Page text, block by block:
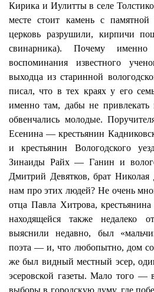
Кирика и Иулиттыв селе
месте стоит камень с
церковь разрушили, кирпичи
свинарника). Почему
воспоминания известного
выходца из старинной
писал, что в тех краях у его
именно там, дабы не
обвенчались молодые.
Есенина — крестьянин
и крестьянин Вологодского
Зинаиды Райх— Ганин и
Дмитрий Девятков, брат Николая
нам про этих людей? Не очень
отца Павла Хитрова,
находящейся также недалеко
выяснили недавно, был
поэта — и, что любопытно, дом
же был видный местный эсер,
эсеровской газеты. Мало того —
выборы в городскую думу, где